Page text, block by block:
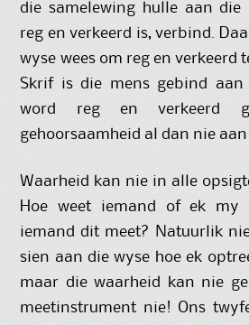
die samelewing hulle aan die
reg en verkeerd is, verbind.
wyse wees om reg en verkeerd
Skrif is die mens gebind aan
word reg en verkeerd
gehoorsaamheid al dan nie aan
Waarheid kan nie in alle
Hoe weet iemand of ek my
iemand dit meet? Natuurlik
sien aan die wyse hoe ek
maar die waarheid kan nie
meetinstrument nie! Ons